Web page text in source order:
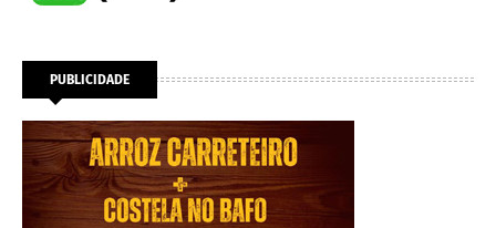
PUBLICIDADE